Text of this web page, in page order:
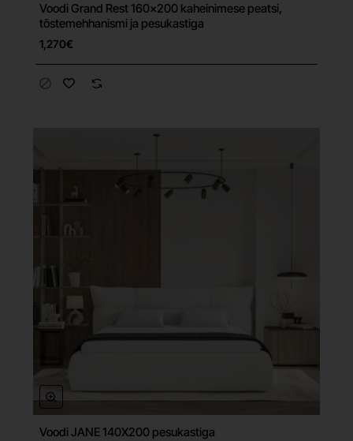
Tasuta tarne
Voodi Grand Rest 160×200 kaheinimese peatsi,
tõstemehhanismi ja pesukastiga
1,270€
Voodi JANE 140X200 pesukastiga